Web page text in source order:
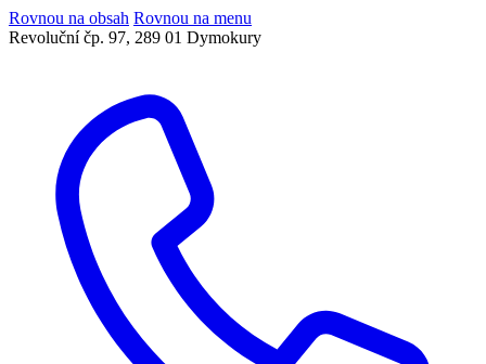
Rovnou na obsah Rovnou na menu
Revoluční čp. 97, 289 01 Dymokury